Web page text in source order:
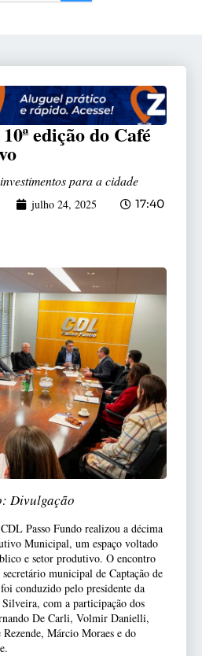
edição do Café
para a cidade
julho 24, 2025 17:40
Divulgação
Passo Fundo realizou a décima
Municipal, um espaço voltado
e setor produtivo. O encontro
municipal de Captação de
conduzido pelo presidente da
com a participação dos
De Carli, Volmir Danielli,
Márcio Moraes e do